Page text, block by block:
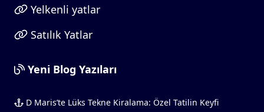
Yelkenli yatlar
Satılık Yatlar
Yeni Blog Yazıları
D Maris’te Lüks Tekne Kiralama: Özel Tatilin Keyfi